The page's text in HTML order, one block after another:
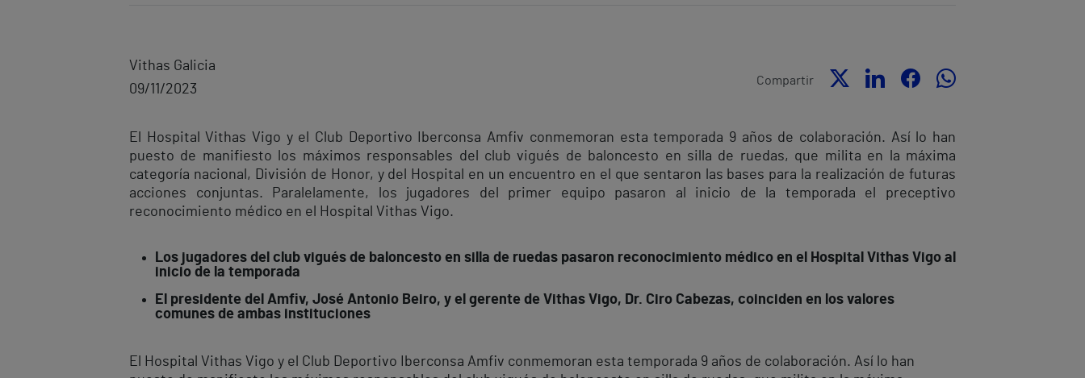
Vithas Galicia
09/11/2023
Compartir
El Hospital Vithas Vigo y el Club Deportivo Iberconsa Amfiv conmemoran esta temporada 9 años de colaboración. Así lo han
puesto de manifiesto los máximos responsables del club vigués de baloncesto en silla de ruedas, que milita en la máxima
categoría nacional, División de Honor, y del Hospital en un encuentro en el que sentaron las bases para la realización de futuras
acciones conjuntas. Paralelamente, los jugadores del primer equipo pasaron al inicio de la temporada el preceptivo
reconocimiento médico en el Hospital Vithas Vigo.
Los jugadores del club vigués de baloncesto en silla de ruedas pasaron reconocimiento médico en el Hospital Vithas Vigo al
inicio de la temporada
El presidente del Amfiv, José Antonio Beiro, y el gerente de Vithas Vigo, Dr. Ciro Cabezas, coinciden en los valores
comunes de ambas instituciones
El Hospital Vithas Vigo y el Club Deportivo Iberconsa Amfiv conmemoran esta temporada 9 años de colaboración. Así lo han